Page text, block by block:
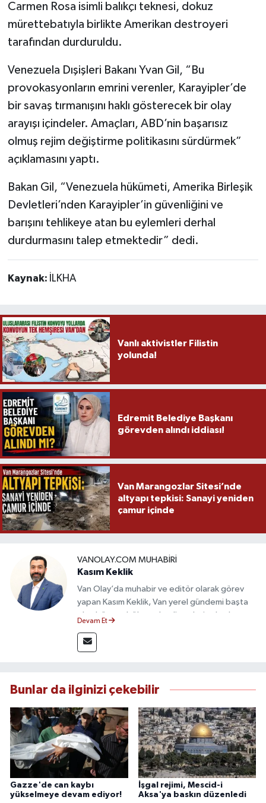
Carmen Rosa isimli balıkçı teknesi, dokuz
mürettebatıyla birlikte Amerikan destroyeri
tarafından durduruldu.
Venezuela Dışişleri Bakanı Yvan Gil, “Bu
provokasyonların emrini verenler, Karayipler’de
bir savaş tırmanışını haklı gösterecek bir olay
arayışı içindeler. Amaçları, ABD’nin başarısız
olmuş rejim değiştirme politikasını sürdürmek”
açıklamasını yaptı.
Bakan Gil, “Venezuela hükümeti, Amerika Birleşik
Devletleri’nden Karayipler’in güvenliğini ve
barışını tehlikeye atan bu eylemleri derhal
durdurmasını talep etmektedir” dedi.
Kaynak: İLKHA
Vanlı aktivistler Filistin
yolunda!
Edremit Belediye Başkanı
görevden alındı iddiası!
Van Marangozlar Sitesi’nde
altyapı tepkisi: Sanayi yeniden
çamur içinde
VANOLAY.COM MUHABIRI
Kasım Keklik
Van Olay’da muhabir ve editör olarak görev
yapan Kasım Keklik, Van yerel gündemi başta
olmak üzere bölgesel gelişmeleri sahadan
deneyimiyle hızlı ve doğru haber üretimine
odaklanan Keklik, tarafsızlık ve etik gazetecilik
Devam Et
Bunlar da ilginizi çekebilir
Gazze'de can kaybı
yükselmeye devam ediyor!
İşgal rejimi, Mescid-i
Aksa'ya baskın düzenledi